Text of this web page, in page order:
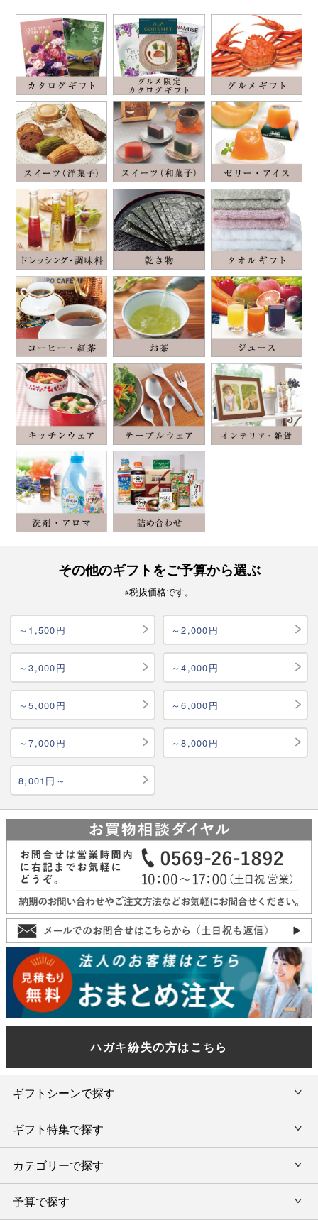
その他のギフトをご予算から選ぶ
※税抜価格です。
～1,500円 ～2,000円
～3,000円 ～4,000円
～5,000円 ～6,000円
～7,000円 ～8,000円
8,001円～
ハガキ紛失の方はこちら
ギフトシーンで探す
内祝い・お返し
結婚内祝い・引出物
出産内祝い・お返し
ギフト特集で探す
旅行カタログギフト
カタログギフトランキング
カテゴリーで探す
カタログギフト
予算で探す